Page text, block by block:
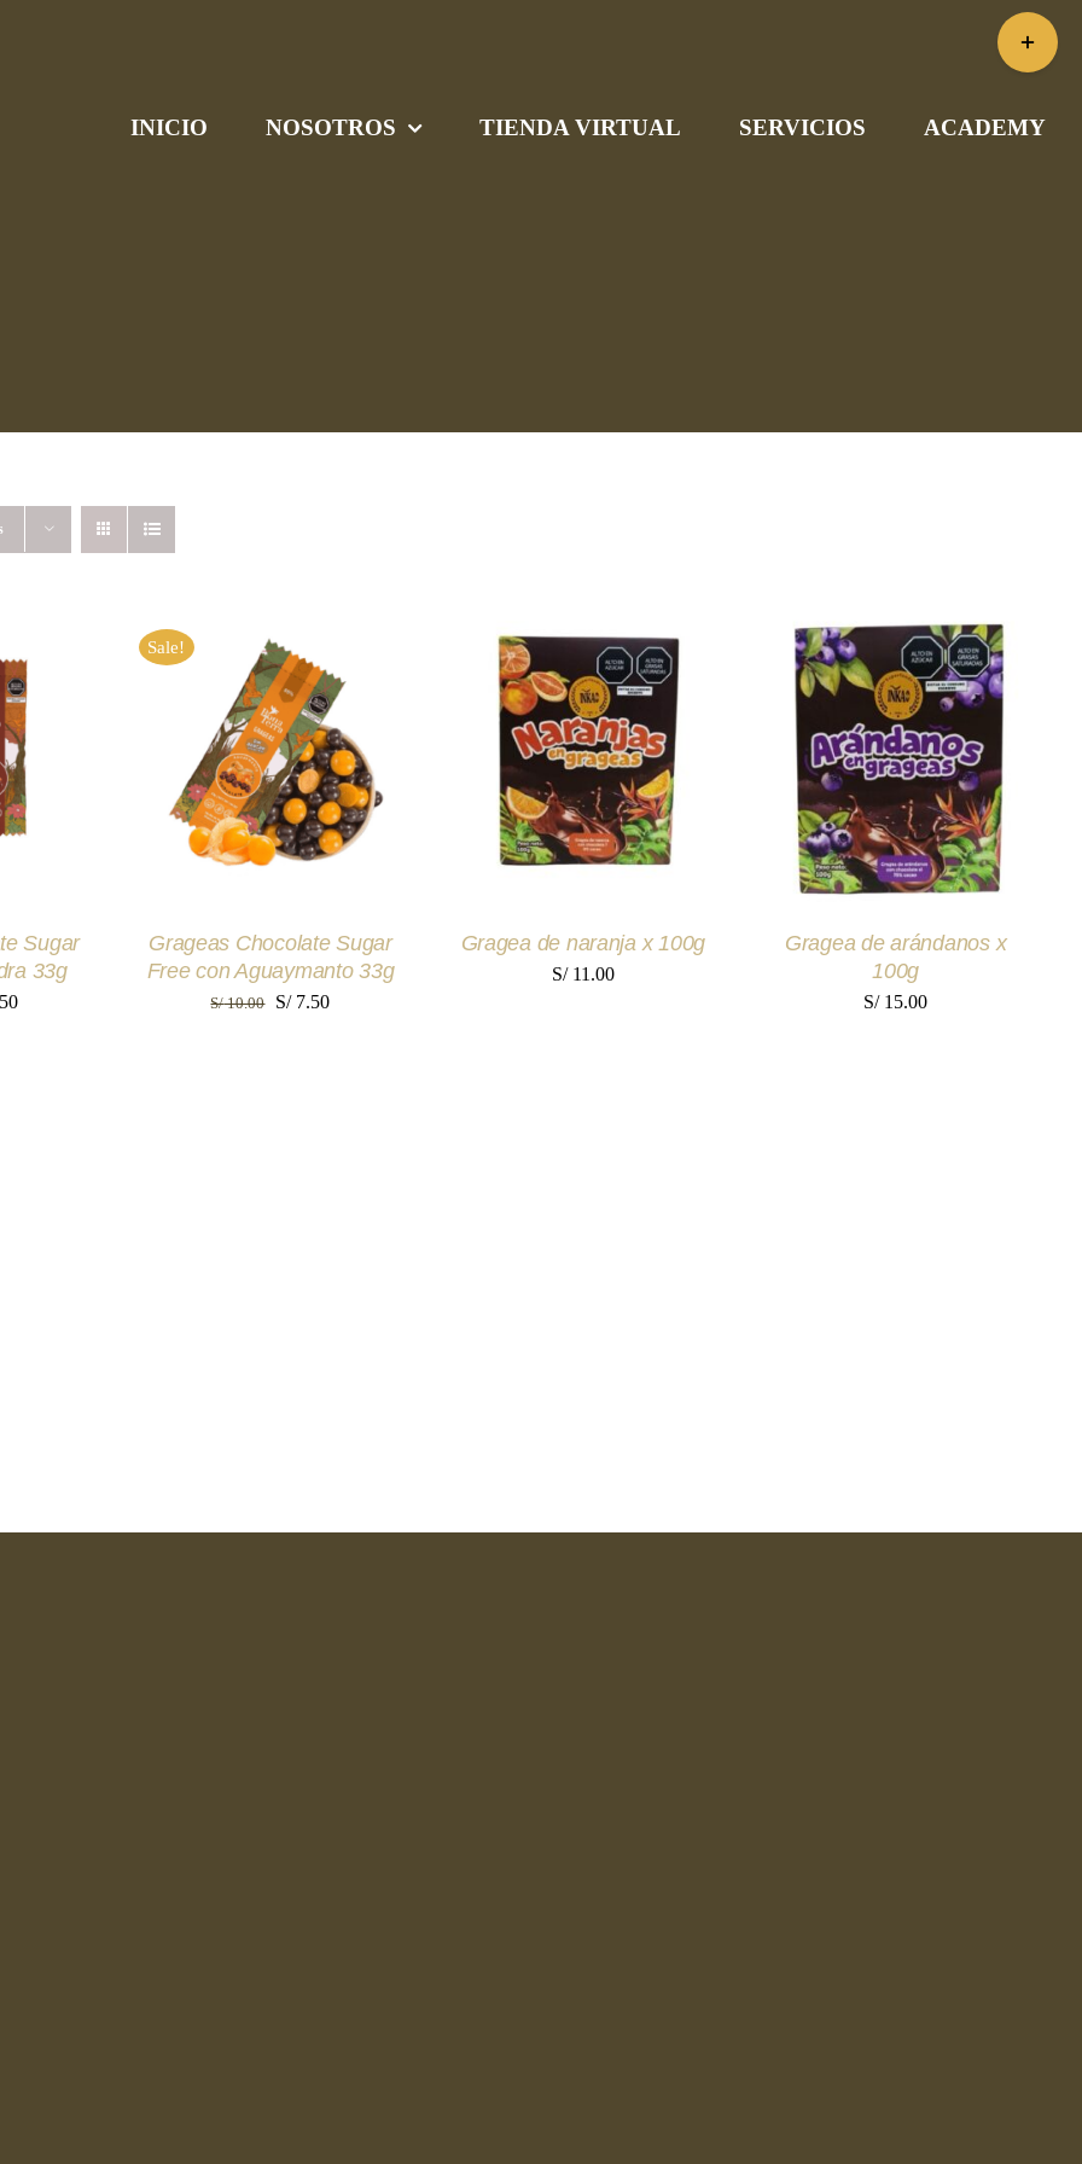
INICIO NOSOTROS TIENDA VIRTUAL SERVICIOS ACADEMY
Sugar
33g
El
Sale!
AÑADIR AL CARRITO
QUICK VIEW
Grageas Chocolate Sugar
Free con Aguaymanto 33g
S/10.00
El
S/7.50El
AÑADIR AL CARRITO
QUICK VIEW
Gragea de naranja x 100g
S/11.00
AÑADIR AL CARRITO
QUICK VIEW
Gragea de arándanos x
100g
S/15.00
Toggle
Sliding
Area